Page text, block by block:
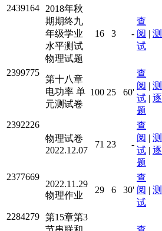
2439164
2018年秋
期期终九
年级学业
水平测试
物理试题
16 3 -
查
阅 | 测
试
2399775
第十八章
电功率 单
元测试卷
100 25 60'
查
阅 | 测
试 | 逐
题
2392226
物理试卷
2022.12.07
71 23 -
查
阅 | 测
试 | 逐
题
2377669
2022.11.29
物理作业
29 6 30'
查
阅 | 测
试
2284279 第15章第3